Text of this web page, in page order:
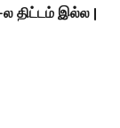
திட்டம் இல்ல |